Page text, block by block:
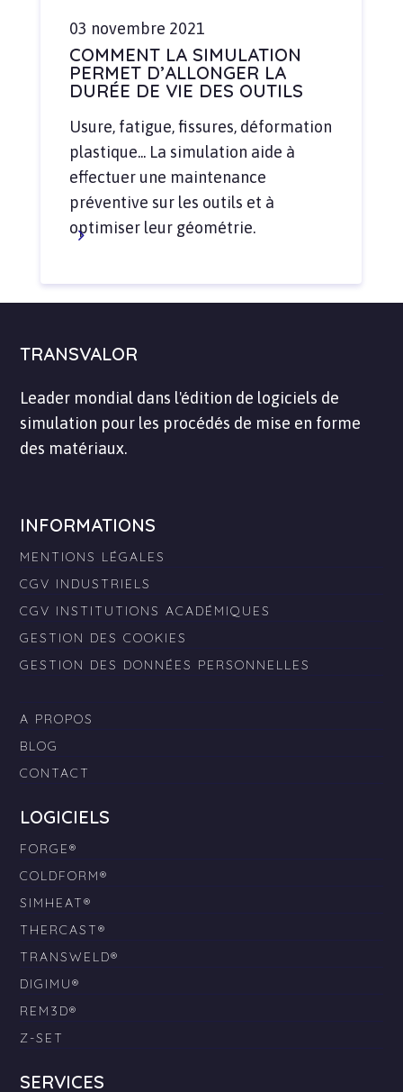
03 novembre 2021
COMMENT LA SIMULATION
PERMET D’ALLONGER LA
DURÉE DE VIE DES OUTILS
Usure, fatigue, fissures, déformation
plastique... La simulation aide à
effectuer une maintenance
préventive sur les outils et à
optimiser leur géométrie.
TRANSVALOR
Leader mondial dans l'édition de logiciels de
simulation pour les procédés de mise en forme
des matériaux.
INFORMATIONS
MENTIONS LÉGALES
CGV INDUSTRIELS
CGV INSTITUTIONS ACADÉMIQUES
GESTION DES COOKIES
GESTION DES DONNÉES PERSONNELLES
A PROPOS
BLOG
CONTACT
LOGICIELS
FORGE®
COLDFORM®
SIMHEAT®
THERCAST®
TRANSWELD®
DIGIMU®
REM3D®
Z-SET
SERVICES